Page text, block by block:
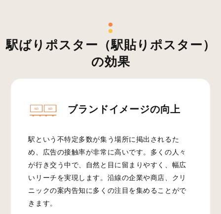
駅ばりポスター（駅貼りポスター）
の効果
ブランドイメージの向上
駅という不特定多数が集う場所に掲出されるた
め、広告の接触率が非常に高いです。多くの人々
が行き交う中で、自然と目に留まりやすく、幅広
いリーチを実現します。沿線の企業や商店、クリ
ニックの案内告知に多くの注目を集めることがで
きます。